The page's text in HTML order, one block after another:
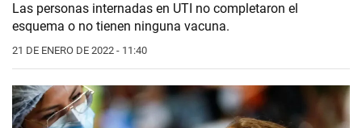
Las personas internadas en UTI no completaron el
esquema o no tienen ninguna vacuna.
21 DE ENERO DE 2022 - 11:40